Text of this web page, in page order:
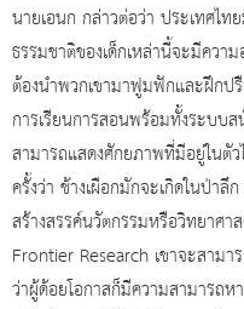
นายเอนก กล่าวต่อว่า ประเทศไ
ธรรมชาติของเด็กเหล่านี้จะมีคว
ต้องนำพวกเขามาฟูมฟักและฝึกป
การเรียนการสอนพร้อมทั้งระบบ
สามารถแสดงศักยภาพที่มีอยู่ในตั
ครั้งว่า ช้างเผือกมักจะเกิดในป่าลึ
สร้างสรรค์นวัตกรรมหรือวิทยาศ
Frontier Research เขาจะสาม
ว่าผู้ด้อยโอกาสก็มีความสามารถห